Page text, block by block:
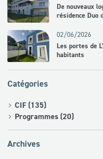
De nouveaux
résidence Duo
02/06/2026
Les portes de
habitants
Catégories
CIF (135)
Programmes (20)
Archives